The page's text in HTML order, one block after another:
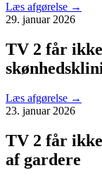
Læs afgørelse →
29. januar 2026
TV 2 får
Læs afgørelse →
23. januar 2026
TV 2 får
af gardere